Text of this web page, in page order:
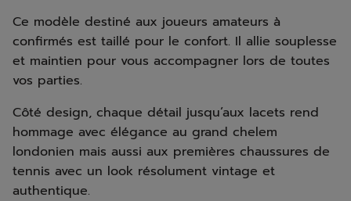
Ce modèle destiné aux joueurs amateurs à
confirmés est taillé pour le confort. Il allie souplesse
et maintien pour vous accompagner lors de toutes
vos parties.
Côté design, chaque détail jusqu’aux lacets rend
hommage avec élégance au grand chelem
londonien mais aussi aux premières chaussures de
tennis avec un look résolument vintage et
authentique.